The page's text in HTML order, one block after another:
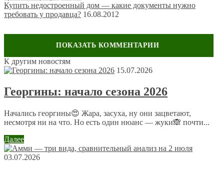
Купить недостроенный дом — какие документы нужно
требовать у продавца? 16.08.2012
Оставить комментарий
Ваш адрес email не будет опубликован.
Обязательные поля
помечены*
Комментарий*
К другим новостям
15.07.2026
Георгины: начало сезона 2026
Начались георгины😍 Жара, засуха, ну они зацветают,
несмотря ни на что. Но есть один нюанс — жуки🙈 почти...
Далее
03.07.2026